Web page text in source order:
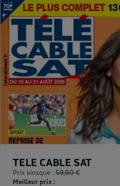
TELE CABLE SAT
Prix kiosque : 59,80 €
Meilleur prix :